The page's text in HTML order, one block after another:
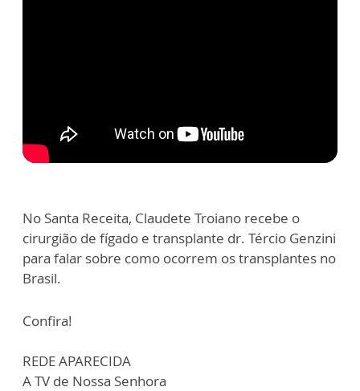
No Santa Receita, Claudete Troiano recebe o
cirurgião de fígado e transplante dr. Tércio Genzini
para falar sobre como ocorrem os transplantes no
Brasil.
Confira!
REDE APARECIDA
A TV de Nossa Senhora